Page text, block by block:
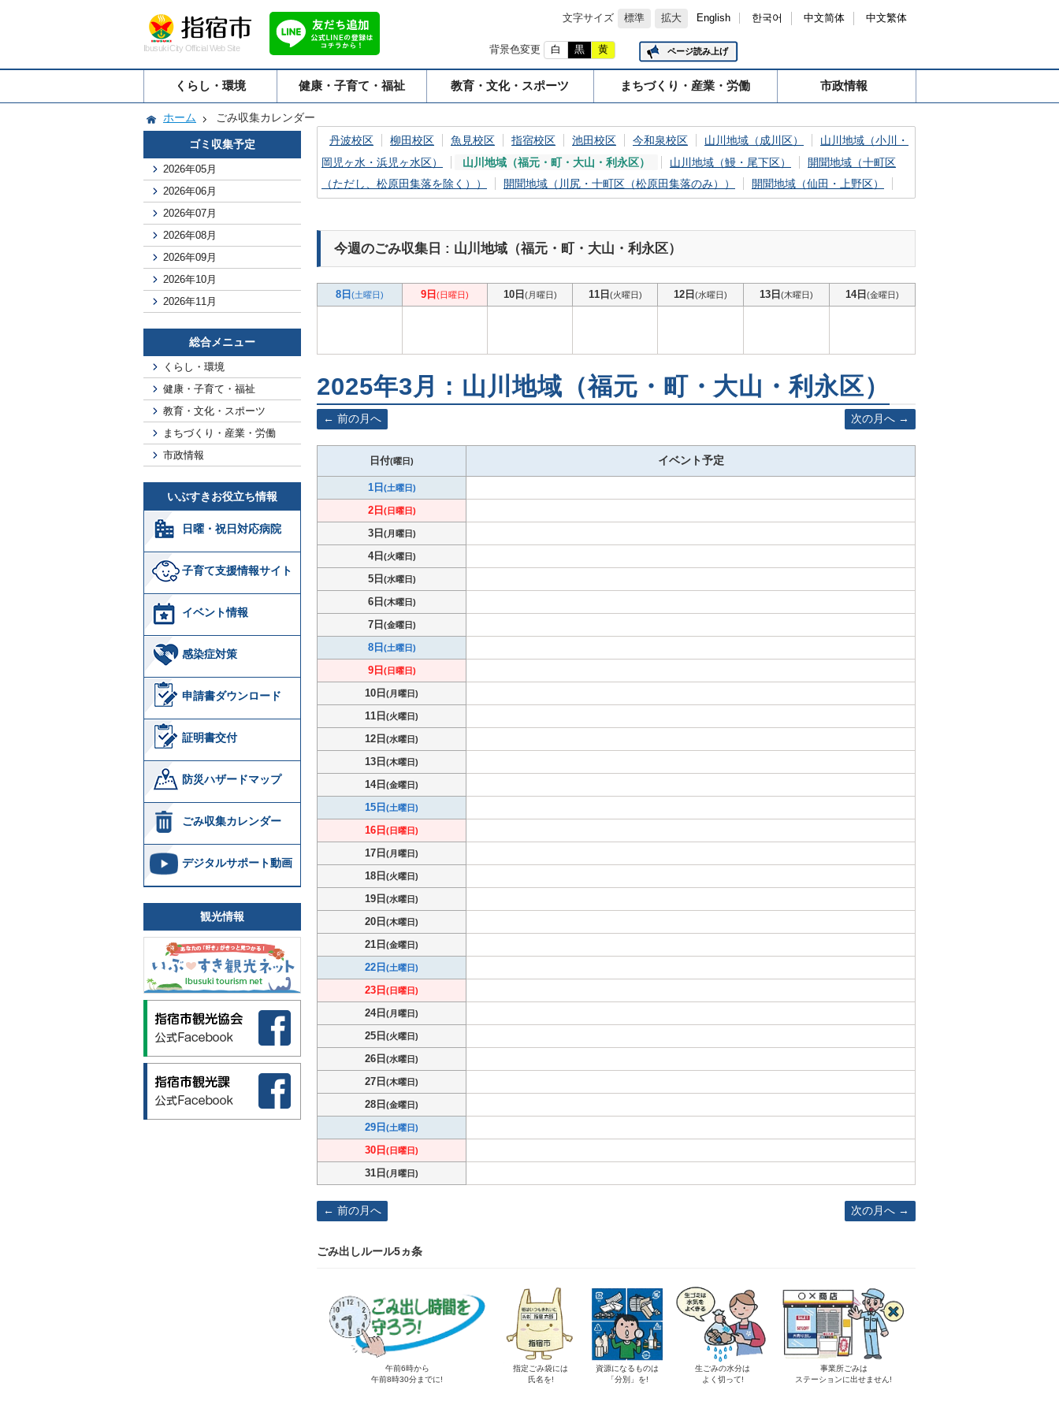
文字サイズ 標準 拡大 English 한국어 中文简体 中文繁体
Ibusuki City Official Web Site 背景色変更 白 黒 黄 ページ読み上げ
くらし・環境 健康・子育て・福祉 教育・文化・スポーツ まちづくり・産業・労働 市政情報
ホーム ごみ収集カレンダー
ゴミ収集予定
2026年05月
2026年06月
2026年07月
2026年08月
2026年09月
2026年10月
2026年11月
総合メニュー
くらし・環境
健康・子育て・福祉
教育・文化・スポーツ
まちづくり・産業・労働
市政情報
いぶすきお役立ち情報
日曜・祝日対応病院
子育て支援情報サイト
イベント情報
感染症対策
申請書ダウンロード
証明書交付
防災ハザードマップ
ごみ収集カレンダー
デジタルサポート動画
観光情報
丹波校区 柳田校区 魚見校区 指宿校区 池田校区 今和泉校区 山川地域（成川区）
山川地域（小川・
岡児ヶ水・浜児ヶ水区）
山川地域（福元・町・大山・利永区） 山川地域（鰻・尾下区）
開聞地域（十町区
（ただし、松原田集落を除く））
開聞地域（川尻・十町区（松原田集落のみ）） 開聞地域（仙田・上野区）
今週のごみ収集日 : 山川地域（福元・町・大山・利永区）
8日 (土曜日) 9日 (日曜日) 10日 (月曜日) 11日 (火曜日) 12日 (水曜日) 13日 (木曜日) 14日 (金曜日)
2025年3月 : 山川地域（福元・町・大山・利永区）
前の月へ 次の月へ
日付(曜日) イベント予定
1日 (土曜日)
2日 (日曜日)
3日 (月曜日)
4日 (火曜日)
5日 (水曜日)
6日 (木曜日)
7日 (金曜日)
8日 (土曜日)
9日 (日曜日)
10日 (月曜日)
11日 (火曜日)
12日 (水曜日)
13日 (木曜日)
14日 (金曜日)
15日 (土曜日)
16日 (日曜日)
17日 (月曜日)
18日 (火曜日)
19日 (水曜日)
20日 (木曜日)
21日 (金曜日)
22日 (土曜日)
23日 (日曜日)
24日 (月曜日)
25日 (火曜日)
26日 (水曜日)
27日 (木曜日)
28日 (金曜日)
29日 (土曜日)
30日 (日曜日)
31日 (月曜日)
前の月へ 次の月へ
ごみ出しルール5ヵ条
午前6時から
午前8時30分までに!
指定ごみ袋には
氏名を!
資源になるものは
「分別」を!
生ごみの水分は
よく切って!
事業所ごみは
ステーションに出せません!